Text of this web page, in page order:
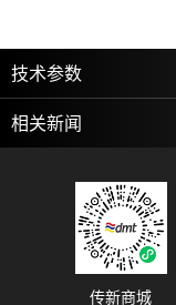
技术参数
相关新闻
传新商城